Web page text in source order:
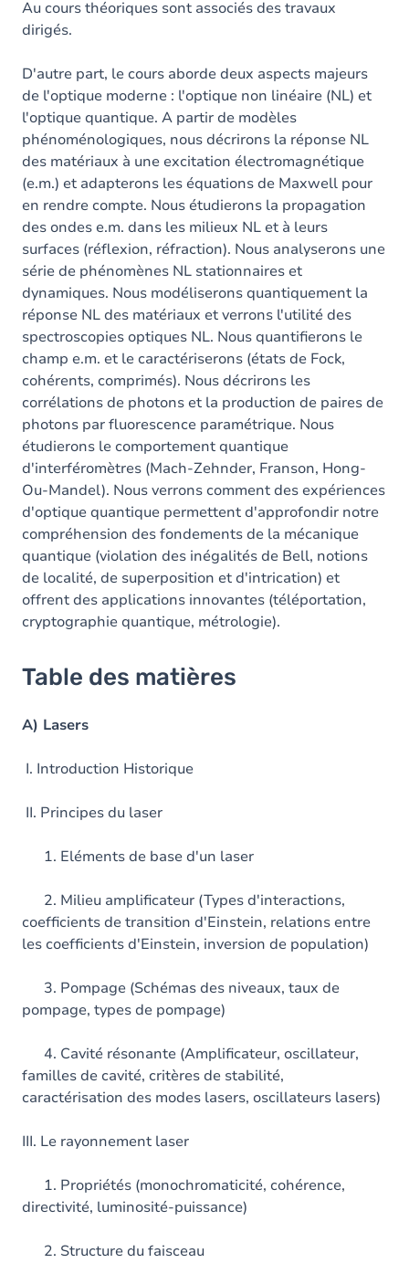
Au cours théoriques sont associés des travaux
dirigés.
D'autre part, le cours aborde deux aspects majeurs
de l'optique moderne : l'optique non linéaire (NL) et
l'optique quantique. A partir de modèles
phénoménologiques, nous décrirons la réponse NL
des matériaux à une excitation électromagnétique
(e.m.) et adapterons les équations de Maxwell pour
en rendre compte. Nous étudierons la propagation
des ondes e.m. dans les milieux NL et à leurs
surfaces (réflexion, réfraction). Nous analyserons une
série de phénomènes NL stationnaires et
dynamiques. Nous modéliserons quantiquement la
réponse NL des matériaux et verrons l'utilité des
spectroscopies optiques NL. Nous quantifierons le
champ e.m. et le caractériserons (états de Fock,
cohérents, comprimés). Nous décrirons les
corrélations de photons et la production de paires de
photons par fluorescence paramétrique. Nous
étudierons le comportement quantique
d'interféromètres (Mach-Zehnder, Franson, Hong-
Ou-Mandel). Nous verrons comment des expériences
d'optique quantique permettent d'approfondir notre
compréhension des fondements de la mécanique
quantique (violation des inégalités de Bell, notions
de localité, de superposition et d'intrication) et
offrent des applications innovantes (téléportation,
cryptographie quantique, métrologie).
Table des matières
A) Lasers
I. Introduction Historique
II. Principes du laser
1. Eléments de base d'un laser
2. Milieu amplificateur (Types d'interactions,
coefficients de transition d'Einstein, relations entre
les coefficients d'Einstein, inversion de population)
3. Pompage (Schémas des niveaux, taux de
pompage, types de pompage)
4. Cavité résonante (Amplificateur, oscillateur,
familles de cavité, critères de stabilité,
caractérisation des modes lasers, oscillateurs lasers)
III. Le rayonnement laser
1. Propriétés (monochromaticité, cohérence,
directivité, luminosité-puissance)
2. Structure du faisceau